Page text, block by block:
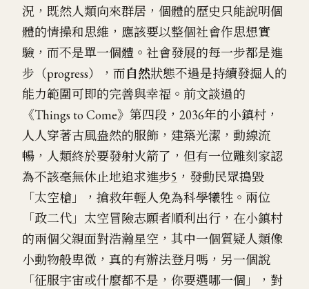
況，既然人類向來群居，個體的歷史只能說明個
體的情操和思維，應該要以整個社會作思想實
驗，而不是單一個體。社會發展的每一步都是進
步（progress），而自然狀態不過是持續發掘人的
能力範圍可即的完善與幸福。前文談過的
《Things to Come》第四段，2036年的小鎮村，
人人穿著古風盎然的服飾，建築光潔，動線流
暢，人類終於要發射火箭了，但有一位雕刻家認
為不該毫無休止地追求進步5 ，發動民眾搗毀
「太空槍」，搶救年輕人免為科學犧牲。兩位
「政二代」太空冒險志願者順利出行，在小鎮村
的兩個父親面對浩瀚星空，其中一個質疑人類像
小動物般卑微，真的有辦法登月嗎，另一個說
「征服宇宙或什麼都不是，你要選哪一個」，對